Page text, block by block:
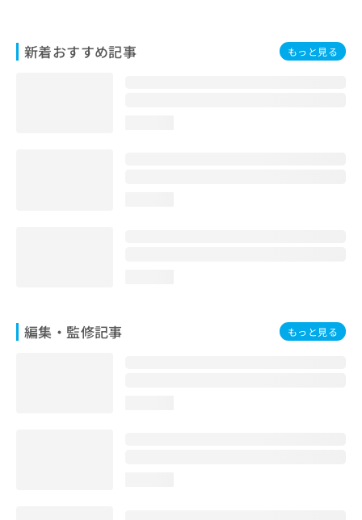
新着おすすめ記事 もっと見る
編集・監修記事 もっと見る
い
合